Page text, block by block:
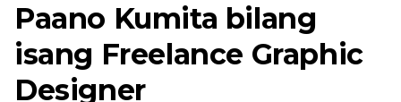
Paano Kumita bilang
isang Freelance Graphic
Designer